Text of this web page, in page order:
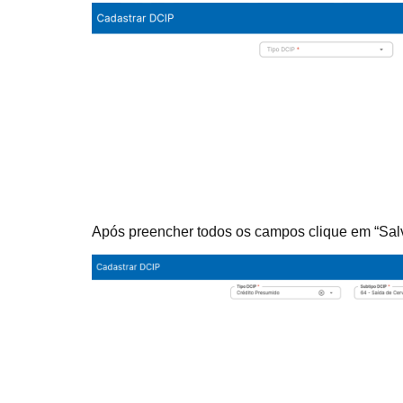
Após preencher todos os campos clique em